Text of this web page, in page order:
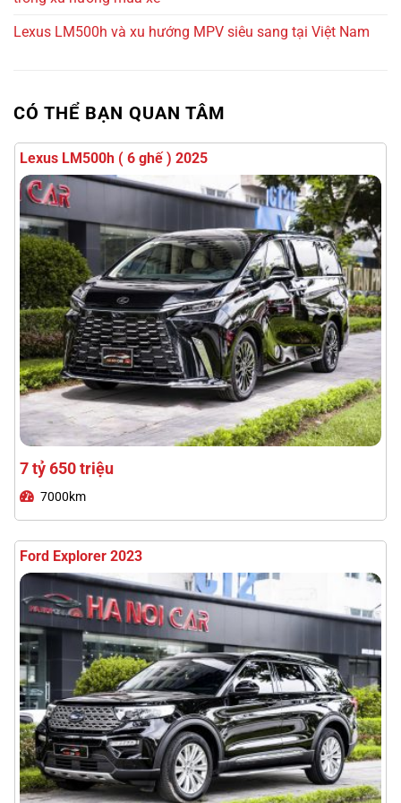
Lexus LM500h và xu hướng MPV siêu sang tại Việt Nam
CÓ THỂ BẠN QUAN TÂM
7 tỷ 650 triệu
7000km
Ford Explorer 2023
1 tỷ 690 triệu
43000km
Toyota Prado 2025